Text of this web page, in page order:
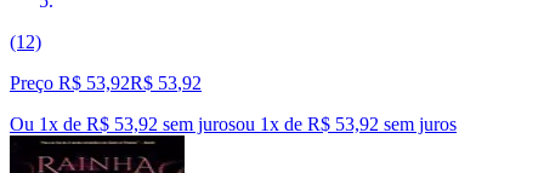
(12)
Preço R$ 53,92R$ 53,92
Ou 1x de R$ 53,92 sem jurosou 1x de R$ 53,92 sem juros